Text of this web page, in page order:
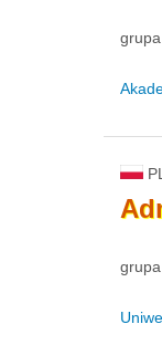
PL